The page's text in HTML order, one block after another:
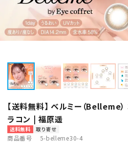
【送料無料】 ベルミー（Belleme
ラコン | 福原遥
送料無料 取り寄せ
商品番号 5-belleme30-4